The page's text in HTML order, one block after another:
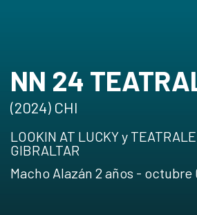
NN 24
(2024) CHI
LOOKIN AT LUCKY y
GIBRALTAR
Macho Alazán 2 años - octubre